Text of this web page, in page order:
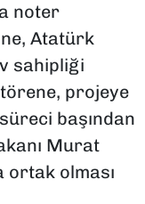
noter
Atatürk
sahipliği
projeye
başından
Murat
ortak olması